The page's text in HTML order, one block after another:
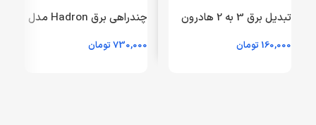
تبدیل برق 3 به 2 هادرون
160,000 تومان
چندراهی برق Hadron مدل
36ماهه هادرون توان)
730,000تومان